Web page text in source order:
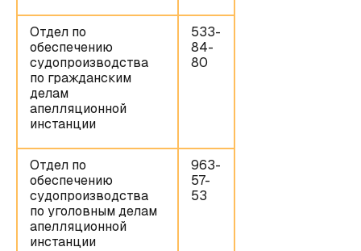
Отдел по
обеспечению
судопроизводства
по гражданским
делам
апелляционной
инстанции
533-
84-
80
Отдел по
обеспечению
судопроизводства
по уголовным делам
апелляционной
инстанции
963-
57-
53